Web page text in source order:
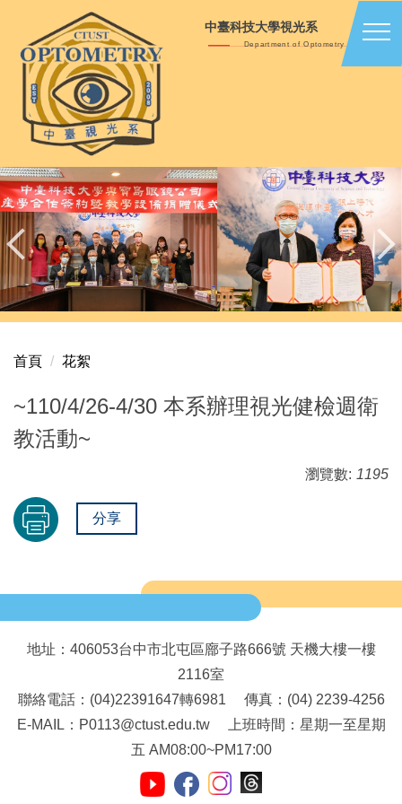
主
中臺科技大學視光系
Department of Optometry
首頁 花絮
~110/4/26-4/30 本系辦理視光健檢週衛
教活動~
瀏覽數: 1195
分享
地址：406053台中市北屯區廍子路666號 天機大樓一樓
2116室
聯絡電話：(04)22391647轉6981 傳真：(04) 2239-4256
E-MAIL：P0113@ctust.edu.tw 上班時間：星期一至星期
五 AM08:00~PM17:00